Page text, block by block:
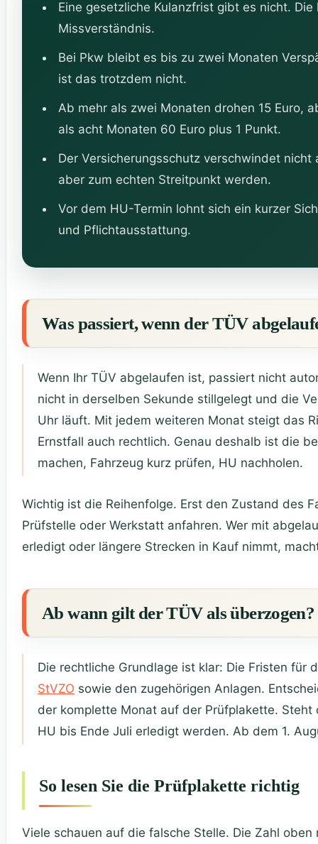
Eine gesetzliche Kulanzfrist gibt es nicht.
Missverständnis.
Bei Pkw bleibt es bis zu zwei Monaten
ist das trotzdem nicht.
Ab mehr als zwei Monaten drohen 15 Euro,
als acht Monaten 60 Euro plus 1 Punkt.
Der Versicherungsschutz verschwindet
aber zum echten Streitpunkt werden.
Vor dem HU-Termin lohnt sich ein kurzer
und Pflichtausstattung.
Was passiert, wenn der TÜV
Wenn Ihr TÜV abgelaufen ist, passiert nicht
nicht in derselben Sekunde stillgelegt und die
Uhr läuft. Mit jedem weiteren Monat steigt das
Ernstfall auch rechtlich. Genau deshalb ist die
machen, Fahrzeug kurz prüfen, HU nachholen.
Wichtig ist die Reihenfolge. Erst den Zustand des
Prüfstelle oder Werkstatt anfahren. Wer mit
erledigt oder längere Strecken in Kauf nimmt,
Ab wann gilt der TÜV als überzogen?
Die rechtliche Grundlage ist klar: Die Fristen
StVZO sowie den zugehörigen Anlagen.
der komplette Monat auf der Prüfplakette.
HU bis Ende Juli erledigt werden. Ab dem 1.
So lesen Sie die Prüfplakette richtig
Viele schauen auf die falsche Stelle. Die Zahl